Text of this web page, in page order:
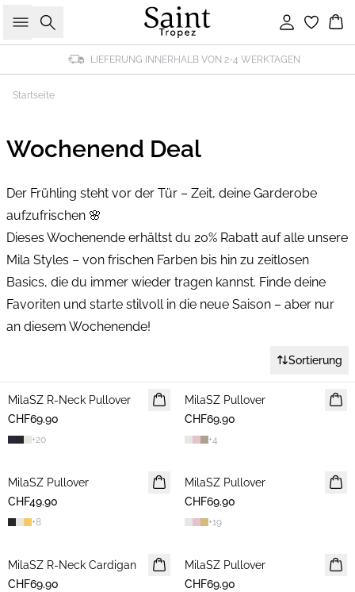
Suche Einloggen
LIEFERUNG INNERHALB VON 2-4 WERKTAGEN
Startseite
Wochenend Deal
Der Frühling steht vor der Tür – Zeit, deine Garderobe
aufzufrischen 🌸
Dieses Wochenende erhältst du 20% Rabatt auf alle unsere
Mila Styles – von frischen Farben bis hin zu zeitlosen
Basics, die du immer wieder tragen kannst. Finde deine
Favoriten und starte stilvoll in die neue Saison – aber nur
an diesem Wochenende!
Sortierung
2 FOR 120 CHF
MilaSZ R-Neck Pullover
CHF69.90
+20
2 FOR 120 CHF
MilaSZ Pullover
CHF69.90
+4
2 FOR 120 CHF
MilaSZ Pullover
CHF49.90
+8
2 FOR 120 CHF
MilaSZ Pullover
CHF69.90
+19
2 FOR 120 CHF
MilaSZ R-Neck Cardigan
CHF69.90
2 FOR 120 CHF
MilaSZ Pullover
CHF69.90